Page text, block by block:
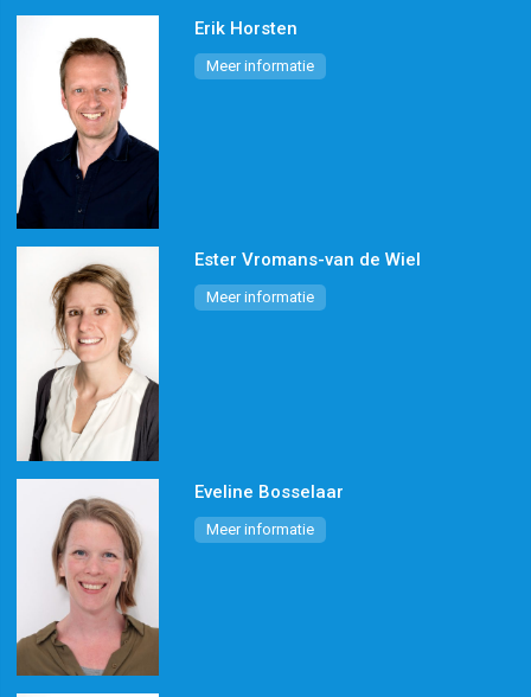
Erik Horsten
Meer informatie
Ester Vromans-van de Wiel
Meer informatie
Eveline Bosselaar
Meer informatie